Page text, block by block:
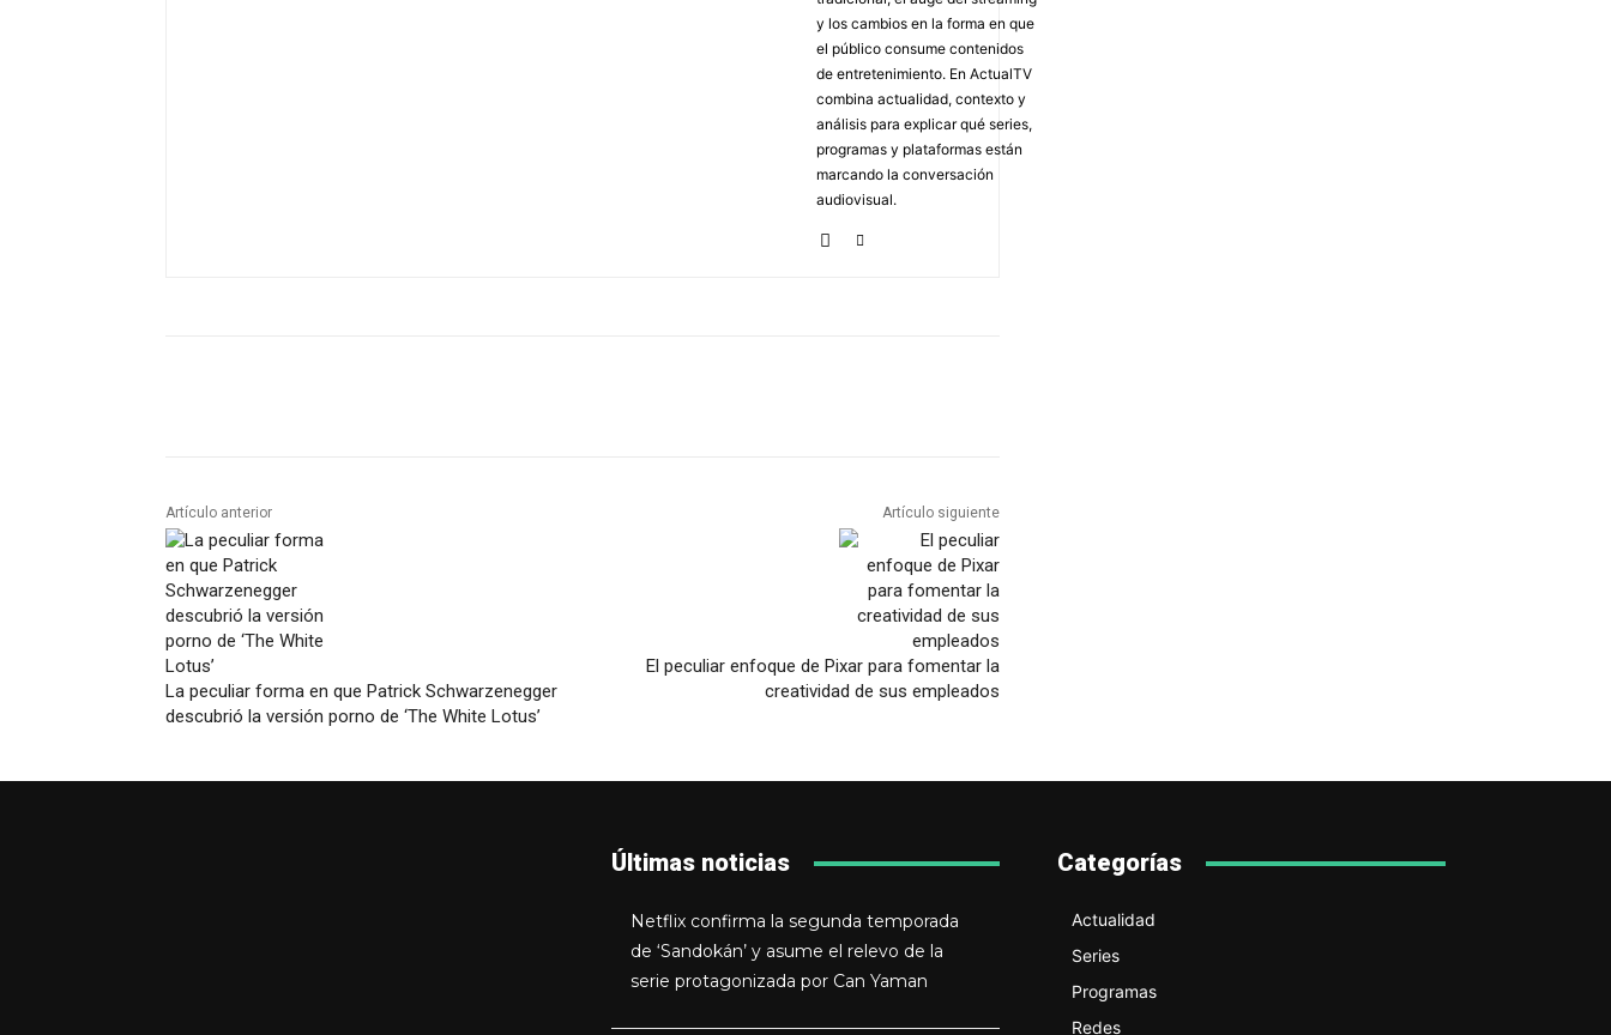
y los cambios en la forma en que
el público consume contenidos
de entretenimiento. En ActualTV
combina actualidad, contexto y
análisis para explicar qué series,
programas y plataformas están
marcando la conversación
audiovisual.
Artículo anterior
La peculiar forma en que Patrick Schwarzenegger
descubrió la versión porno de ‘The White Lotus’
Artículo siguiente
El peculiar enfoque de Pixar para fomentar la
creatividad de sus empleados
Últimas noticias
Netflix confirma la segunda temporada
de ‘Sandokán’ y asume el relevo de la
serie protagonizada por Can Yaman
Categorías
Actualidad
Series
Programas
Redes